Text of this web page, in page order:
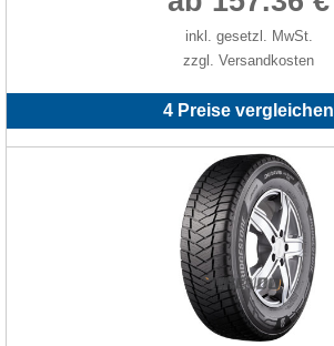
inkl. gesetzl. MwSt.
zzgl. Versandkosten
4 Preise vergleichen